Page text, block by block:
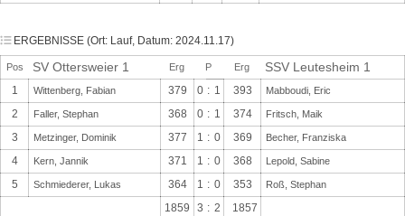
ERGEBNISSE (Ort: Lauf, Datum: 2024.11.17)
Pos SV Ottersweier 1 Erg P Erg SSV Leutesheim 1
1 Wittenberg, Fabian 379 0 : 1 393 Mabboudi, Eric
2 Faller, Stephan 368 0 : 1 374 Fritsch, Maik
3 Metzinger, Dominik 377 1 : 0 369 Becher, Franziska
4 Kern, Jannik 371 1 : 0 368 Lepold, Sabine
5 Schmiederer, Lukas 364 1 : 0 353 Roß, Stephan
1859 3 : 2 1857